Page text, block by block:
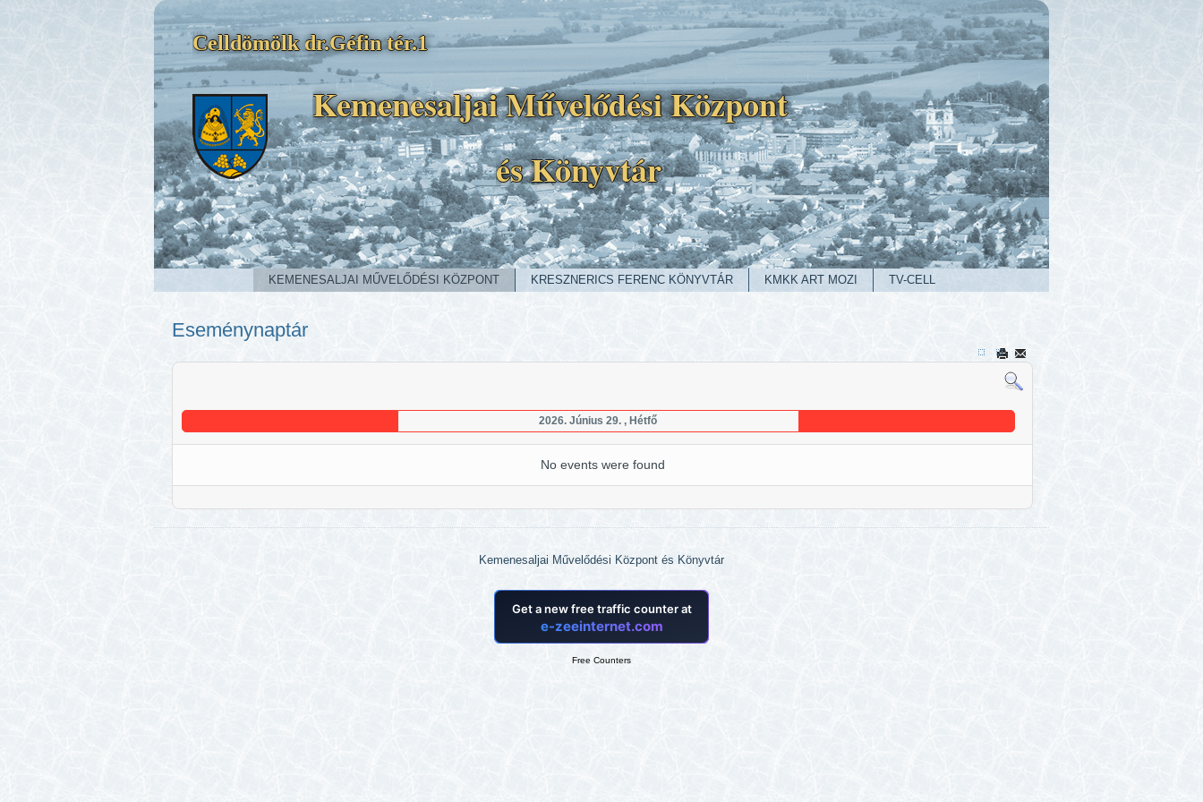
Kemenesaljai Művelődési Központ
Celldömölk dr.Géfin tér.1
és Könyvtár
KEMENESALJAI MŰVELŐDÉSI KÖZPONT KRESZNERICS FERENC KÖNYVTÁR KMKK ART MOZI TV-CELL
Eseménynaptár
2026. Június 29. , Hétfő
No events were found
Kemenesaljai Művelődési Központ és Könyvtár
Free Counters